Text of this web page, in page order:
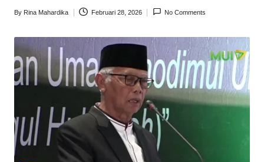
Posted
By Rina Mahardika Februari 28, 2026 No Comments